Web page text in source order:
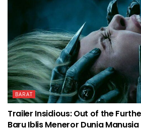
BARAT
Trailer Insidious: Out of the
Baru Iblis Meneror Dunia Manusia